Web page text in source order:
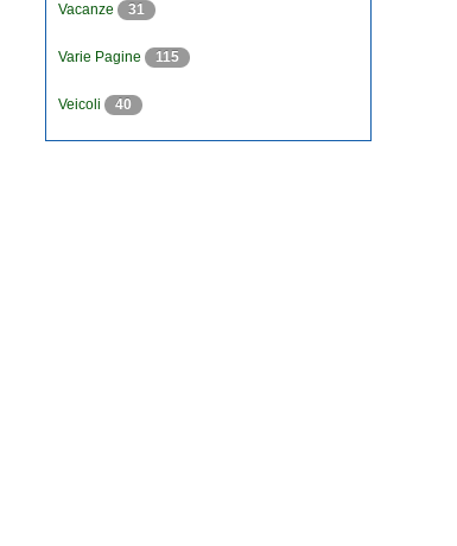
Vacanze 31
Varie Pagine 115
Veicoli 40